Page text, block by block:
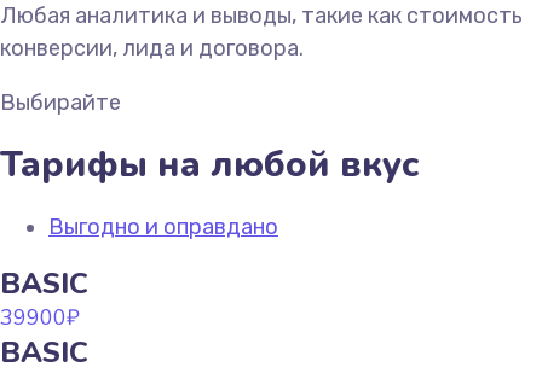
Любая аналитика и выводы, такие как стоимость
конверсии, лида и договора.
Выбирайте
Тарифы на любой вкус
Выгодно и оправдано
BASIC
39900₽
BASIC